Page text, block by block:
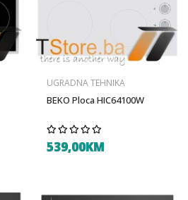
UGRADNA TEHNIKA
BEKO Ploca HIC64100W
539,00KM